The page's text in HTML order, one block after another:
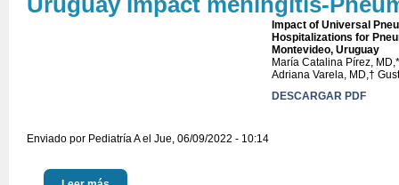
Enviado por Pediatría Ael Jue, 06/09/2022 - 10:14
Impact of Universal
Hospitalizations for
Montevideo, Uruguay
María Catalina Pírez,
Adriana Varela, MD,†
DESCARGAR PDF